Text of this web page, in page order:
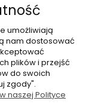
umożliwiają
nam dostosować
plików i przejść
do swoich
zgody".
naszej Polityce